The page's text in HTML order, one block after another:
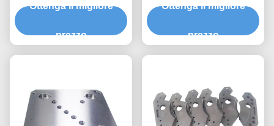
per l'industria medica
Ottenga il migliore
prezzo
materie plastiche
componenti medici
Ottenga il migliore
prezzo